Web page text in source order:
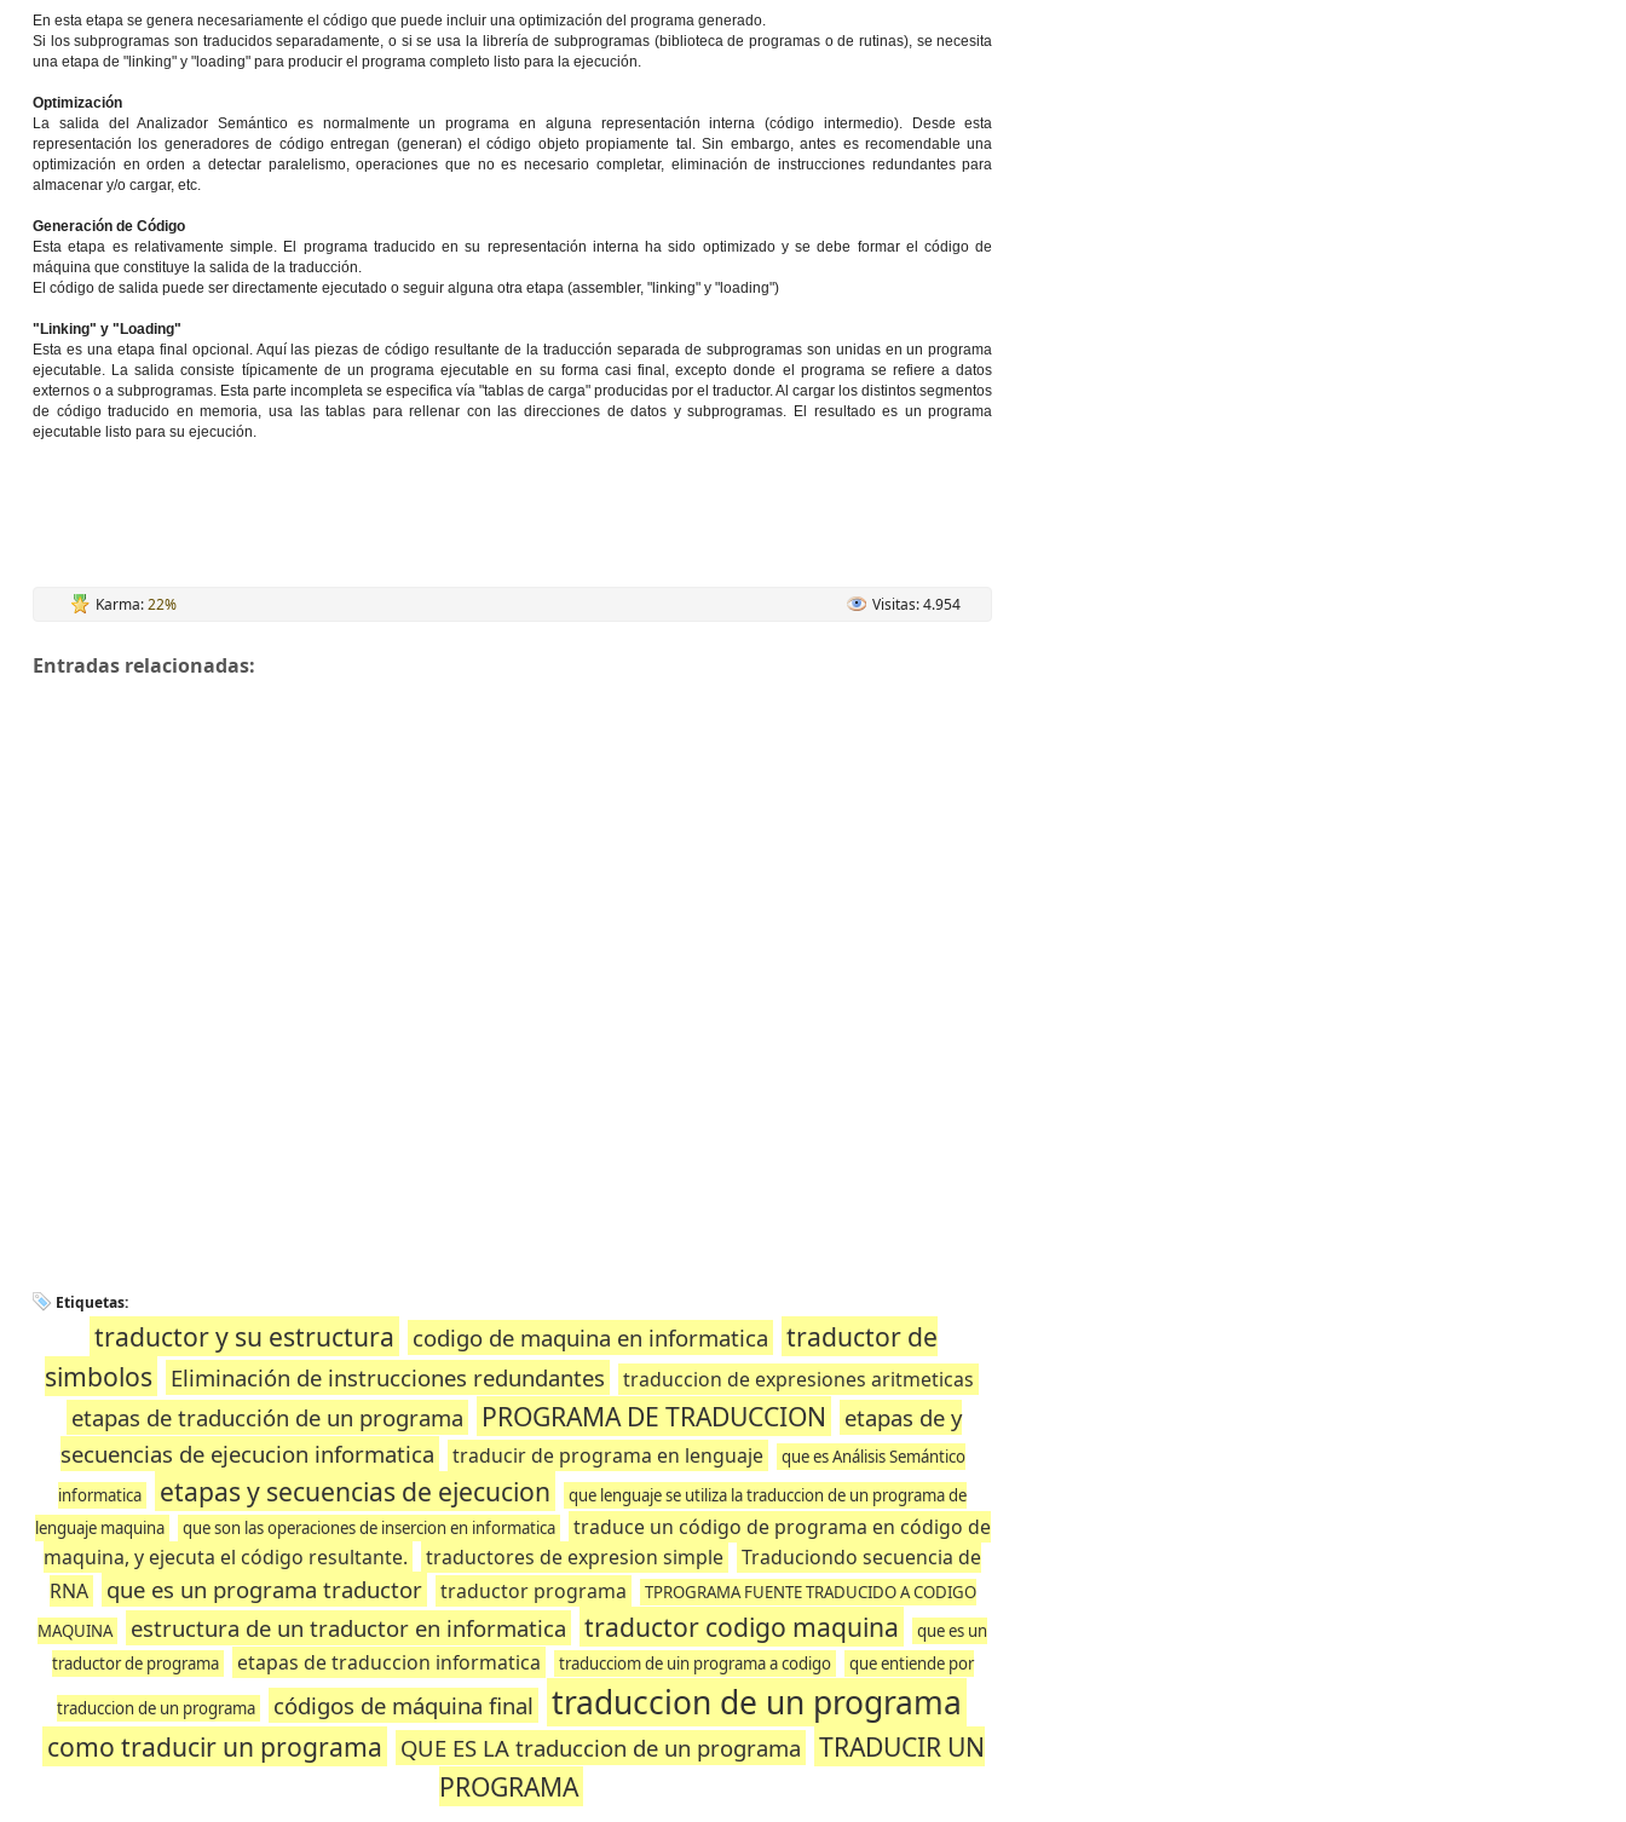
En esta etapa se genera necesariamente el código que puede incluir una optimización del programa generado.
Si los subprogramas son traducidos separadamente, o si se usa la librería de subprogramas (biblioteca de programas o de rutinas), se necesita
una etapa de "linking" y "loading" para producir el programa completo listo para la ejecución.
Optimización
La salida del Analizador Semántico es normalmente un programa en alguna representación interna (código intermedio). Desde esta
representación los generadores de código entregan (generan) el código objeto propiamente tal. Sin embargo, antes es recomendable una
optimización en orden a detectar paralelismo, operaciones que no es necesario completar, eliminación de instrucciones redundantes para
almacenar y/o cargar, etc.
Generación de Código
Esta etapa es relativamente simple. El programa traducido en su representación interna ha sido optimizado y se debe formar el código de
máquina que constituye la salida de la traducción.
El código de salida puede ser directamente ejecutado o seguir alguna otra etapa (assembler, "linking" y "loading")
"Linking" y "Loading"
Esta es una etapa final opcional. Aquí las piezas de código resultante de la traducción separada de subprogramas son unidas en un programa
ejecutable. La salida consiste típicamente de un programa ejecutable en su forma casi final, excepto donde el programa se refiere a datos
externos o a subprogramas. Esta parte incompleta se especifica vía "tablas de carga" producidas por el traductor. Al cargar los distintos segmentos
de código traducido en memoria, usa las tablas para rellenar con las direcciones de datos y subprogramas. El resultado es un programa
ejecutable listo para su ejecución.
Karma:22% Visitas: 4.954
Entradas relacionadas:
Etiquetas:
traductor y su estructura codigo de maquina en informatica
traductor de
simbolos
Eliminación de instrucciones redundantes traduccion de expresiones aritmeticas
etapas de traducción de un programa PROGRAMA DE TRADUCCION
etapas de y
secuencias de ejecucion informatica
traducir de programa en lenguaje
que es Análisis Semántico
informatica
etapas y secuencias de ejecucion
que lenguaje se utiliza la traduccion de un programa de
lenguaje maquina
que son las operaciones de insercion en informatica
traduce un código de programa en código de
maquina, y ejecuta el código resultante.
traductores de expresion simple
Traduciondo secuencia de
RNA
que es un programa traductor traductor programa
TPROGRAMA FUENTE TRADUCIDO A CODIGO
MAQUINA
estructura de un traductor en informatica traductor codigo maquina
que es un
traductor de programa
etapas de traduccion informatica traducciom de uin programa a codigo que entiende por
traduccion de un programa códigos de máquina final traduccion de un programa
como traducir un programa QUE ES LA traduccion de un programa
TRADUCIR UN
PROGRAMA